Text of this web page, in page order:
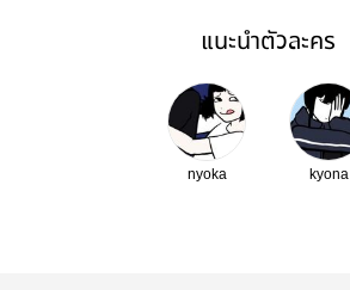
แนะนำตัวละคร
nyoka kyona